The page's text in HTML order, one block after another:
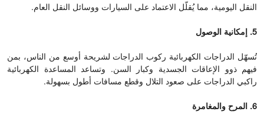
النقل اليومية، مما يُقلّل الاعتماد على السيارات ووسائل النقل العام.
5. إمكانية الوصول
تُسهّل الدراجات الكهربائية ركوب الدراجات لشريحة أوسع من الناس، بمن
فيهم ذوو الإعاقات الجسدية وكبار السن. وتساعد المساعدة الكهربائية
راكبي الدراجات على صعود التلال وقطع مسافات أطول بسهولة.
6. المرح والمغامرة